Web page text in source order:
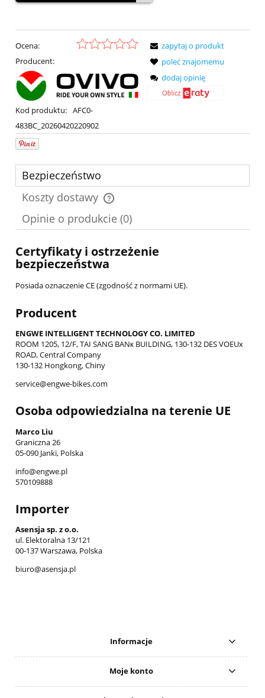
Ocena:
Producent:
Kod produktu: AFC0-
483BC_20260420220902
zapytaj o produkt
poleć znajomemu
dodaj opinię
Bezpieczeństwo
Koszty dostawy
Cena nie zawiera ewentualnych kosztów płatności
Opinie o produkcie (0)
Certyfikaty i ostrzeżenie
bezpieczeństwa
Posiada oznaczenie CE (zgodność z normami UE).
Producent
ENGWE INTELLIGENT TECHNOLOGY CO. LIMITED
ROOM 1205, 12/F, TAI SANG BANк BUILDING, 130-132 DES VOEUх
ROAD, Central Company
130-132 Hongkong, Chiny
service@engwe-bikes.com
Osoba odpowiedzialna na terenie UE
Marco Liu
Graniczna 26
05-090 Janki, Polska
info@engwe.pl
570109888
Importer
Asensja sp. z o.o.
ul. Elektoralna 13/121
00-137 Warszawa, Polska
biuro@asensja.pl
Informacje
Moje konto